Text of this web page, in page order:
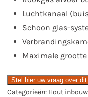
Luchtkanaal
Schoon glas-
Maximale
Stel hier uw vraag over
Categorieën: Hout